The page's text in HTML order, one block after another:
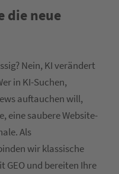
die neue
Nein, KI verändert
in KI-Suchen,
auftauchen will,
eine saubere Website-
Als
wir klassische
und bereiten Ihre